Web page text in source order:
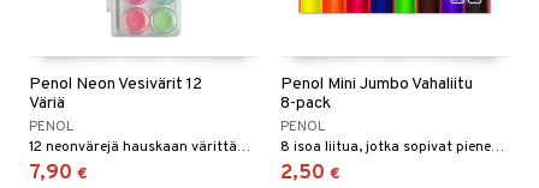
Penol Neon Vesivärit 12
Väriä
PENOL
12 neonvärejä hauskaan värittämiseen.
7,90 €
Penol Mini Jumbo Vahaliitu
8-pack
PENOL
8 isoa liitua, jotka sopivat pienemmille käsille.
2,50 €